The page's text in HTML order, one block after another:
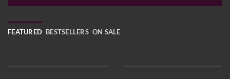
FEATURED BESTSELLERS ON SALE